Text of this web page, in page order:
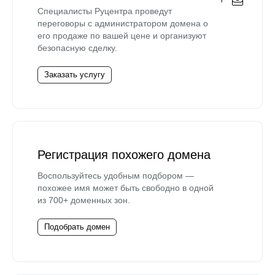
Специалисты Руцентра проведут
переговоры с администратором домена о
его продаже по вашей цене и организуют
безопасную сделку.
Заказать услугу
Регистрация похожего домена
Воспользуйтесь удобным подбором —
похожее имя может быть свободно в одной
из 700+ доменных зон.
Подобрать домен